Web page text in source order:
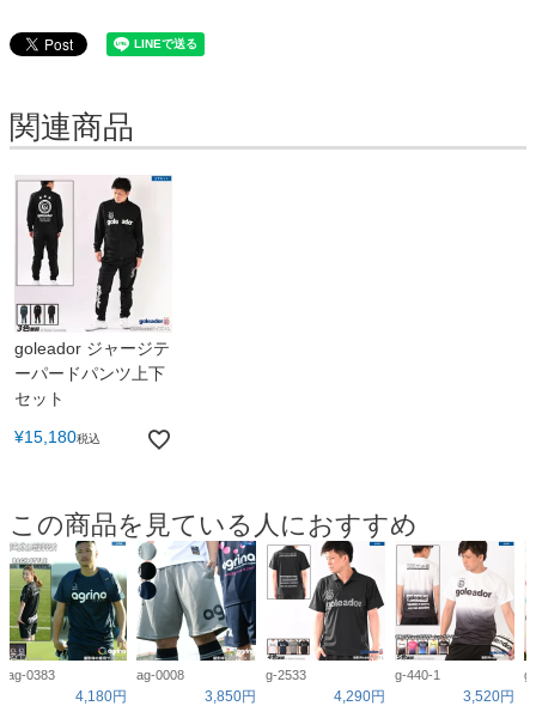
関連商品
goleador ジャージテ
ーパードパンツ上下
セット
¥15,180税込
この商品を見ている人におすすめ
ag-0383
4,180円
ag-0008
3,850円
g-2533
4,290円
g-440-1
3,520円